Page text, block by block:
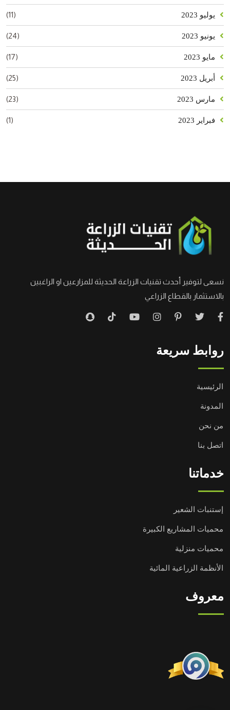
يوليو 2023 (11)
يونيو 2023 (24)
مايو 2023 (17)
أبريل 2023 (25)
مارس 2023 (23)
فبراير 2023 (1)
نسعى لتوفير أحدث تقنيات الزراعة الحديثة للمزارعين او الراغبين
بالاستثمار بالقطاع الزراعي
روابط سريعة
الرئيسية
المدونة
من نحن
اتصل بنا
خدماتنا
إستنبات الشعير
محميات المشاريع الكبيرة
محميات منزلية
الأنظمة الزراعية المائية
معروف